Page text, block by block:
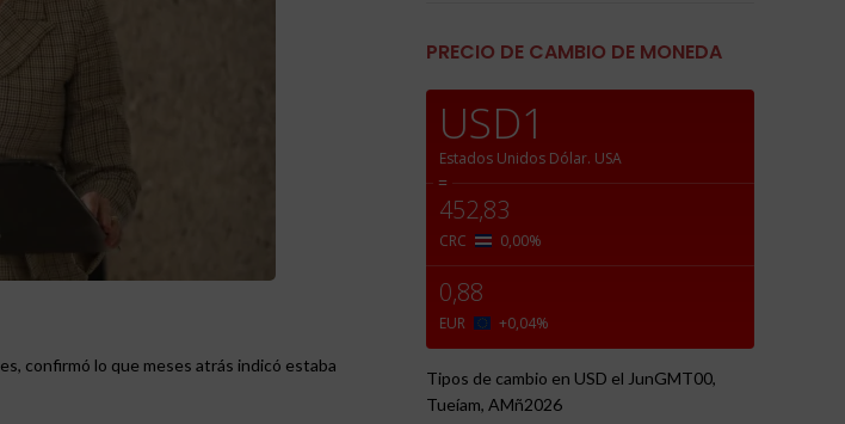
confirmó lo que meses atrás indicó estaba
PRECIO DE CAMBIO DE MONEDA
USD1
Estados Unidos Dólar. USA
=
452,83
CRC 0,00%
0,88
EUR +0,04%
Tipos de cambio en USD el JunGMT00,
Tueíam, AMñ2026